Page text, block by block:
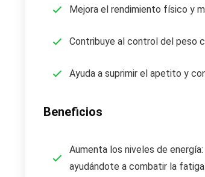
Mejora el rendimiento físico y
Contribuye al control del peso
Ayuda a suprimir el apetito y
Beneficios
Aumenta los niveles de
ayudándote a combatir la